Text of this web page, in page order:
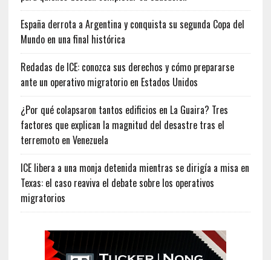
España derrota a Argentina y conquista su segunda Copa del
Mundo en una final histórica
Redadas de ICE: conozca sus derechos y cómo prepararse
ante un operativo migratorio en Estados Unidos
¿Por qué colapsaron tantos edificios en La Guaira? Tres
factores que explican la magnitud del desastre tras el
terremoto en Venezuela
ICE libera a una monja detenida mientras se dirigía a misa en
Texas: el caso reaviva el debate sobre los operativos
migratorios